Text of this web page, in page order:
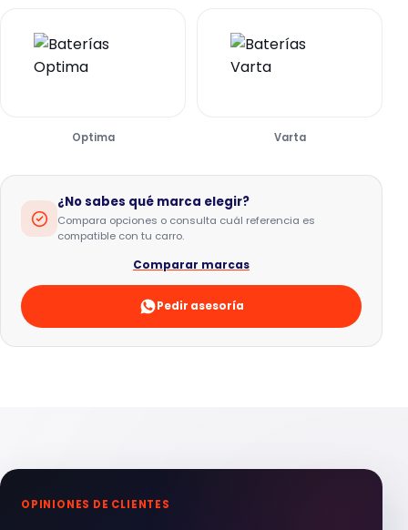
Optima Varta
¿No sabes qué marca elegir?
Compara opciones o consulta cuál referencia es
compatible con tu carro.
Comparar marcas
Pedir asesoría
OPINIONES DE CLIENTES